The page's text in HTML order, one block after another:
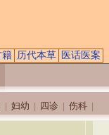
籍 历代本草 医话医案
妇幼 四诊 伤科